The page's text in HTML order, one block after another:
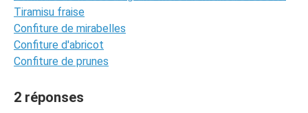
Tiramisu fraise
Confiture de mirabelles
Confiture d'abricot
Confiture de prunes
2 réponses